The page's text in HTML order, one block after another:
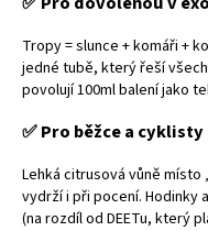
Tropy = slunce + komáři +
jedné tubě, který řeší
povolují 100ml balení jako
✅ Pro běžce a cyklisty
Lehká citrusová vůně
vydrží i při pocení. Hodinky
(na rozdíl od DEETu, který